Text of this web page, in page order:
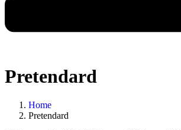
Pretendard
Home
Pretendard